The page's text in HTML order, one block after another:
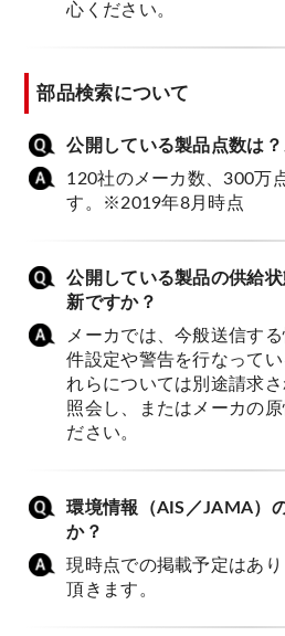
心ください。
部品検索について
公開している製品点数は
120社のメーカ数、300万
す。※2019年8月時点
公開している製品の供給
新ですか？
メーカでは、今般送信す
件設定や警告を行なって
れらについては別途請求
照会し、またはメーカの
ださい。
環境情報（AIS／JAMA）
か？
現時点での掲載予定はあ
頂きます。